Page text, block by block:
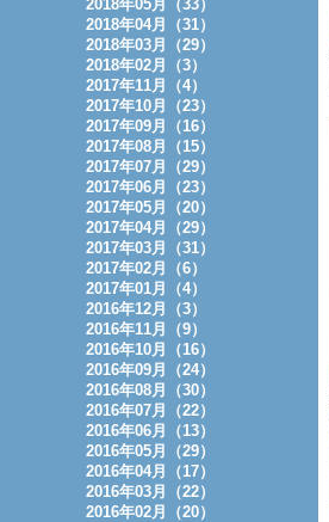
2018年05月（33）
2018年04月（31）
2018年03月（29）
2018年02月（3）
2017年11月（4）
2017年10月（23）
2017年09月（16）
2017年08月（15）
2017年07月（29）
2017年06月（23）
2017年05月（20）
2017年04月（29）
2017年03月（31）
2017年02月（6）
2017年01月（4）
2016年12月（3）
2016年11月（9）
2016年10月（16）
2016年09月（24）
2016年08月（30）
2016年07月（22）
2016年06月（13）
2016年05月（29）
2016年04月（17）
2016年03月（22）
2016年02月（20）